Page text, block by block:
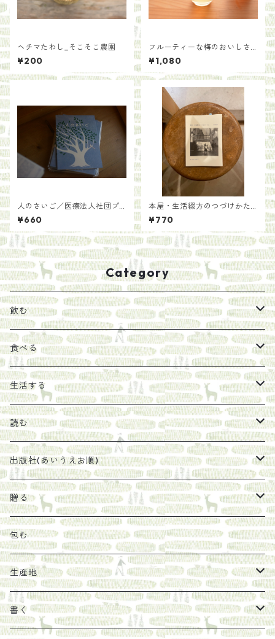
ヘチマたわし_そこそこ農園
¥200
フルーティーな梅のおいしさ
を凝縮 梅エキス 300ml【耕
人舎】
¥1,080
人のさいご／医療法人社団プ
ラタナス 桜新町アーバンク
リニック
¥660
本屋・生活綴方のつづけかた/
中岡祐介
¥770
Category
飲む
お茶
エキス
珈琲豆
太山寺珈琲焙煎室
食べる
ジャム
うめぼし
塩
オリーブオイル
その他
マスコバド糖
しょうがパウダー
生活する
エコラップ
石けん
ヘチマたわし
陶器
馬目隆宏
絵
タンブラー
読む
刊行から時間が経ったけれど、長く売り続けたい一冊
贈り物に勧めたい絵本
紀伊半島ブックマルシェ関連本
らくだ舎出帆室の参考本など
新刊では販売しづらくなった本を巡らせて
出版社(あいうえお順)
らくだ舎出帆室
リトルプレス
mario books
タイドラー
海外出版社
古本
贈る
包装
ギフトセット
カレンダー
包む
生産地
色川
書く